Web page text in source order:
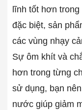
lĩnh tốt hơn
đặc biệt, sản
các vùng nhạy
Sự ôm khít và
hơn trong từng
sử dụng, bạn
nước giúp giảm